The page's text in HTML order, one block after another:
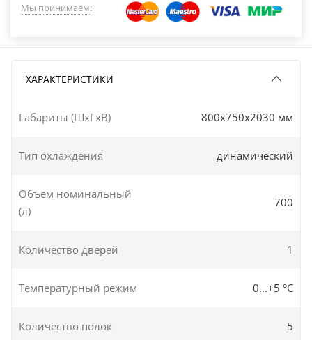
Мы принимаем:
ХАРАКТЕРИСТИКИ
Габариты (ШxГxВ) 800x750x2030 мм
Тип охлаждения динамический
Объем номинальный
(л)
700
Количество дверей 1
Температурный режим 0...+5 °C
Количество полок 5